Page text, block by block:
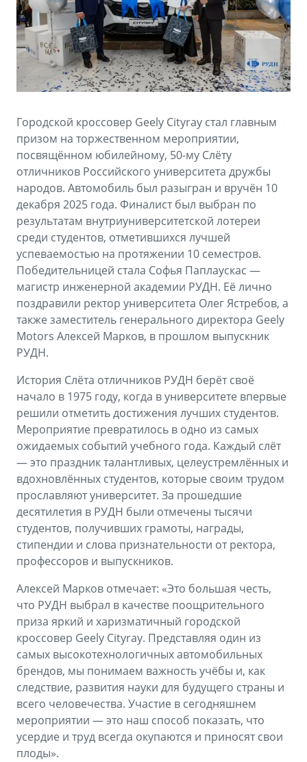
MONJARO
от 4 349 990 ₽*
PREFACE
от 3 079 990 ₽*
Аксессуары
ФИНАНСЫ И УСЛУГИ
Автокредит
Страхование
GEELY Лизинг
Советы по эксплуатации
Спецпредложения
ПОДДЕРЖКА
Гарантия Geely
Сервисная книжка
Вопросы и ответы
Городской кроссовер Geely Cityray стал главным
призом на торжественном мероприятии,
посвящённом юбилейному, 50-му Слёту
отличников Российского университета дружбы
народов. Автомобиль был разыгран и вручён 10
декабря 2025 года. Финалист был выбран по
результатам внутриуниверситетской лотереи
среди студентов, отметившихся лучшей
успеваемостью на протяжении 10 семестров.
Победительницей стала Софья Паплаускас —
магистр инженерной академии РУДН. Её лично
поздравили ректор университета Олег Ястребов, а
также заместитель генерального директора Geely
Motors Алексей Марков, в прошлом выпускник
РУДН.
История Слёта отличников РУДН берёт своё
начало в 1975 году, когда в университете впервые
решили отметить достижения лучших студентов.
Мероприятие превратилось в одно из самых
ожидаемых событий учебного года. Каждый слёт
— это праздник талантливых, целеустремлённых и
вдохновлённых студентов, которые своим трудом
прославляют университет. За прошедшие
десятилетия в РУДН были отмечены тысячи
студентов, получивших грамоты, награды,
стипендии и слова признательности от ректора,
профессоров и выпускников.
Алексей Марков отмечает: «Это большая честь,
что РУДН выбрал в качестве поощрительного
приза яркий и харизматичный городской
кроссовер Geely Cityray. Представляя один из
самых высокотехнологичных автомобильных
брендов, мы понимаем важность учёбы и, как
следствие, развития науки для будущего страны и
всего человечества. Участие в сегодняшнем
мероприятии — это наш способ показать, что
усердие и труд всегда окупаются и приносят свои
плоды».